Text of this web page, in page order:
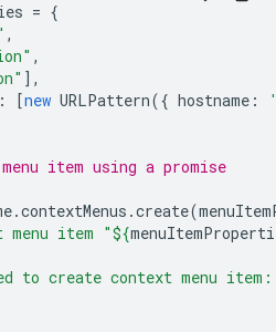
= {
,
,
],
: [new URLPattern({ hostname :
item using a promise
.contextMenus .create(
menu item "${
to create context menu